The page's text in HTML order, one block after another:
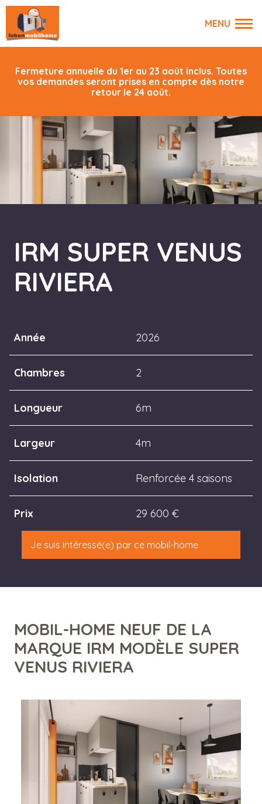
Fermeture annuelle du 1er au 23 août inclus. Toutes
vos demandes seront prises en compte dès notre
retour le 24 août.
IRM SUPER VENUS
RIVIERA
Année 2026
Chambres 2
Longueur 6m
Largeur 4m
Isolation Renforcée 4 saisons
Prix 29 600 €
Je suis intéressé(e) par ce mobil-home
MOBIL-HOME NEUF DE LA
MARQUE IRM MODÈLE SUPER
VENUS RIVIERA